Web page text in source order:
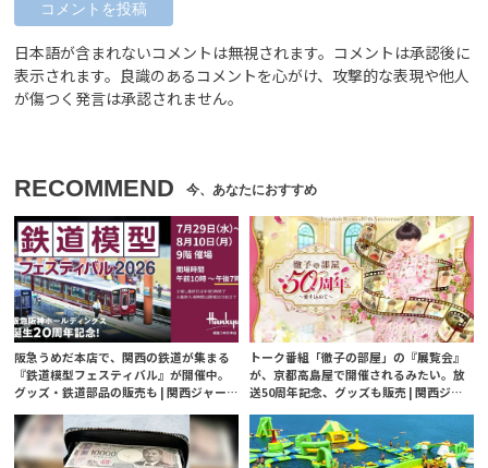
日本語が含まれないコメントは無視されます。コメントは承認後に
表示されます。良識のあるコメントを心がけ、攻撃的な表現や他人
が傷つく発言は承認されません。
RECOMMEND
阪急うめだ本店で、関西の鉄道が集まる
『鉄道模型フェスティバル』が開催中。
グッズ・鉄道部品の販売も | 関西ジャー
トーク番組「徹子の部屋」の『展覧会』
が、京都高島屋で開催されるみたい。放
送50周年記念、グッズも販売 | 関西ジャ